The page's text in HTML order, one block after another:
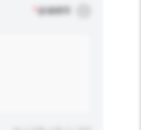
必须填写